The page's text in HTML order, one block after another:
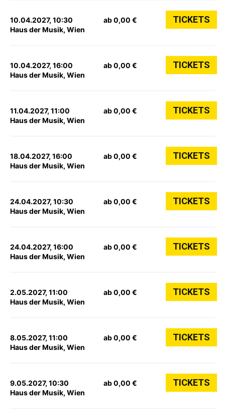
10.04.2027, 10:30
Haus der Musik, Wien
ab 0,00 € TICKETS
10.04.2027, 16:00
Haus der Musik, Wien
ab 0,00 € TICKETS
11.04.2027, 11:00
Haus der Musik, Wien
ab 0,00 € TICKETS
18.04.2027, 16:00
Haus der Musik, Wien
ab 0,00 € TICKETS
24.04.2027, 10:30
Haus der Musik, Wien
ab 0,00 € TICKETS
24.04.2027, 16:00
Haus der Musik, Wien
ab 0,00 € TICKETS
2.05.2027, 11:00
Haus der Musik, Wien
ab 0,00 € TICKETS
8.05.2027, 11:00
Haus der Musik, Wien
ab 0,00 € TICKETS
9.05.2027, 10:30
Haus der Musik, Wien
ab 0,00 € TICKETS